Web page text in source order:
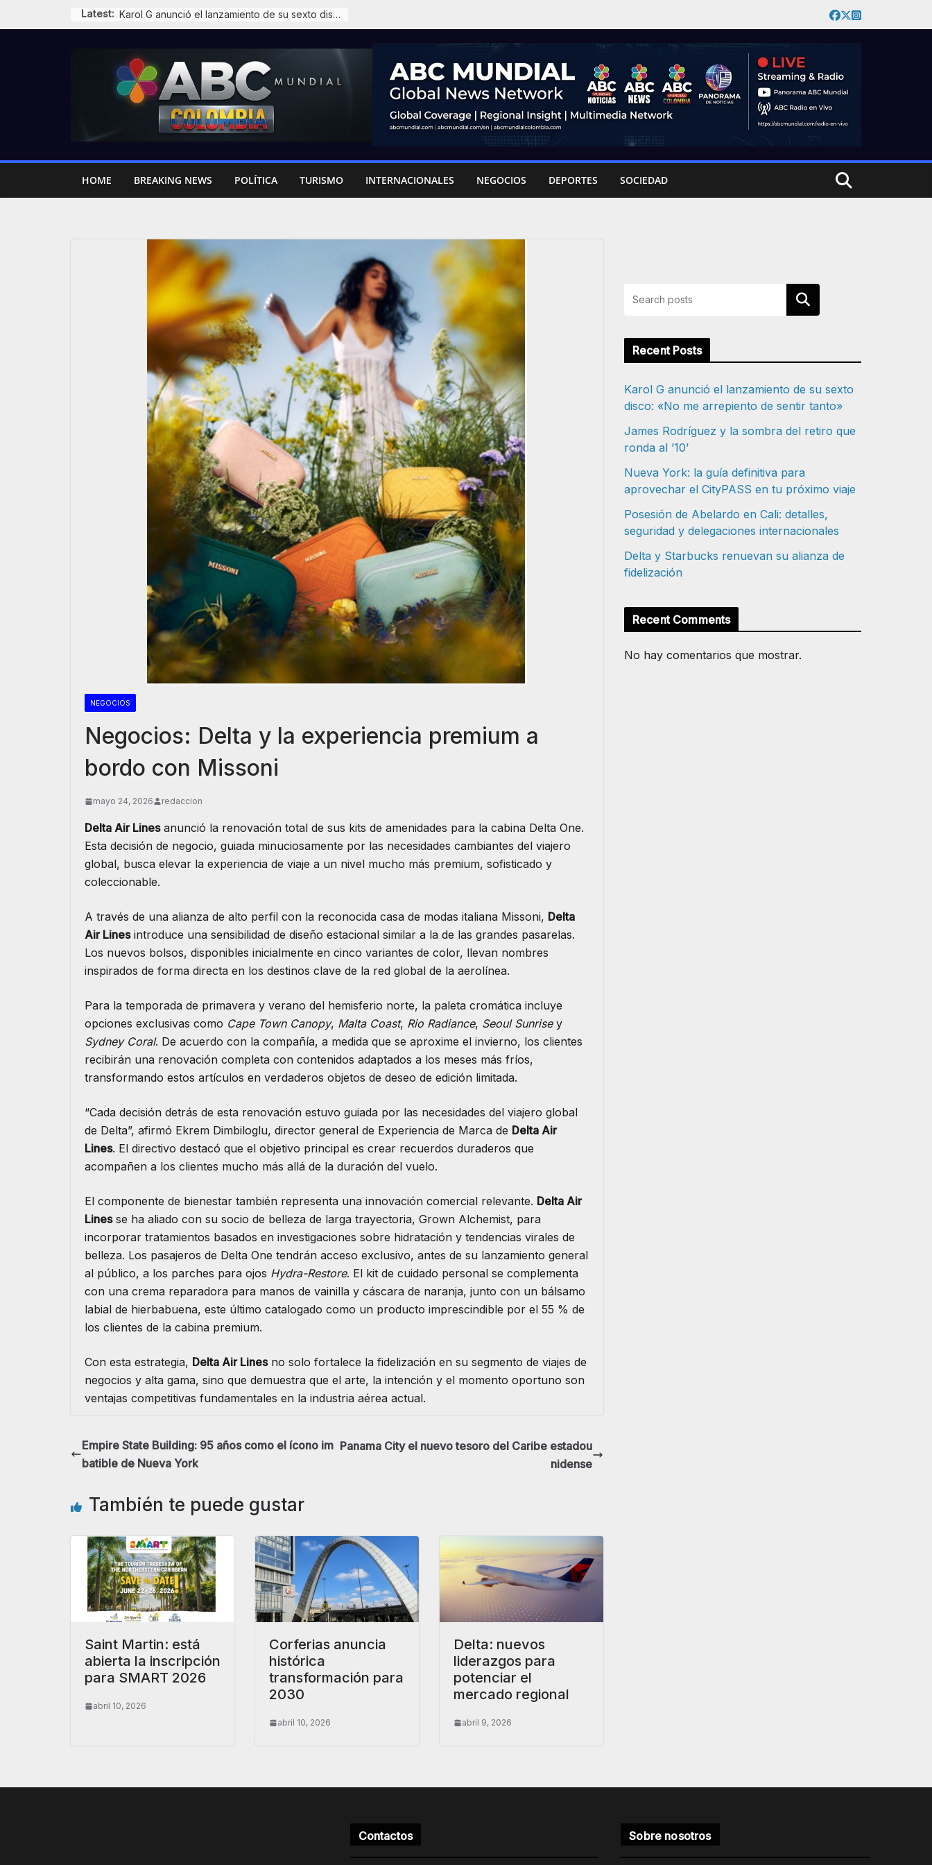
to
Latest: James Rodríguez y la sombra del retiro que ronda al ’10’
HOME BREAKING NEWS POLÍTICA TURISMO INTERNACIONALES NEGOCIOS DEPORTES SOCIEDAD
NEGOCIOS
Negocios: Delta y la experiencia premium a
bordo con Missoni
mayo 24, 2026 redaccion
Delta Air Linesanunció la renovación total de sus kits de amenidades para la cabina Delta One.
Esta decisión de negocio, guiada minuciosamente por las necesidades cambiantes del viajero
global, busca elevar la experiencia de viaje a un nivel mucho más premium, sofisticado y
coleccionable.
A través de una alianza de alto perfil con la reconocida casa de modas italiana Missoni, Delta
Air Linesintroduce una sensibilidad de diseño estacional similar a la de las grandes pasarelas.
Los nuevos bolsos, disponibles inicialmente en cinco variantes de color, llevan nombres
inspirados de forma directa en los destinos clave de la red global de la aerolínea.
Para la temporada de primavera y verano del hemisferio norte, la paleta cromática incluye
opciones exclusivas como Cape Town Canopy, Malta Coast, Rio Radiance, Seoul Sunrisey
Sydney Coral. De acuerdo con la compañía, a medida que se aproxime el invierno, los clientes
recibirán una renovación completa con contenidos adaptados a los meses más fríos,
transformando estos artículos en verdaderos objetos de deseo de edición limitada.
“Cada decisión detrás de esta renovación estuvo guiada por las necesidades del viajero global
de Delta”, afirmó Ekrem Dimbiloglu, director general de Experiencia de Marca de Delta Air
Lines. El directivo destacó que el objetivo principal es crear recuerdos duraderos que
acompañen a los clientes mucho más allá de la duración del vuelo.
El componente de bienestar también representa una innovación comercial relevante. Delta Air
Linesse ha aliado con su socio de belleza de larga trayectoria, Grown Alchemist, para
incorporar tratamientos basados en investigaciones sobre hidratación y tendencias virales de
belleza. Los pasajeros de Delta One tendrán acceso exclusivo, antes de su lanzamiento general
al público, a los parches para ojos Hydra-Restore. El kit de cuidado personal se complementa
con una crema reparadora para manos de vainilla y cáscara de naranja, junto con un bálsamo
labial de hierbabuena, este último catalogado como un producto imprescindible por el 55 % de
los clientes de la cabina premium.
Con esta estrategia, Delta Air Linesno solo fortalece la fidelización en su segmento de viajes de
negocios y alta gama, sino que demuestra que el arte, la intención y el momento oportuno son
ventajas competitivas fundamentales en la industria aérea actual.
Empire State Building: 95 años como el ícono im
batible de Nueva York
Panama City el nuevo tesoro del Caribe estadou
nidense
También te puede gustar
Saint Martin: está
abierta la inscripción
para SMART 2026
abril 10, 2026
Corferias anuncia
histórica
transformación para
2030
abril 10, 2026
Delta: nuevos
liderazgos para
potenciar el
mercado regional
abril 9, 2026
Buscar
Recent Posts
Karol G anunció el lanzamiento de su sexto
disco: «No me arrepiento de sentir tanto»
James Rodríguez y la sombra del retiro que
ronda al ’10’
Nueva York: la guía definitiva para
aprovechar el CityPASS en tu próximo viaje
Posesión de Abelardo en Cali: detalles,
seguridad y delegaciones internacionales
Delta y Starbucks renuevan su alianza de
fidelización
Recent Comments
No hay comentarios que mostrar.
Contactos Sobre nosotros